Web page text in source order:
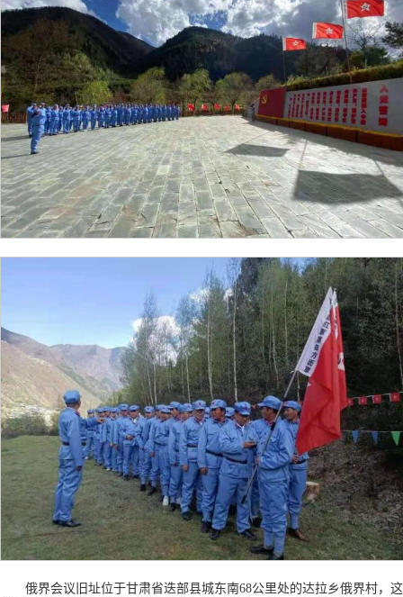
俄界会议旧址位于甘肃省迭部县城东南68公里处的达拉乡俄界村，这